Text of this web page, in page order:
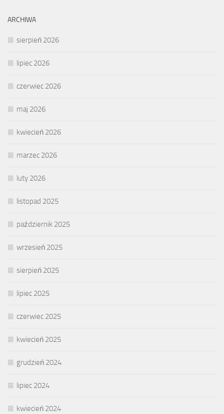
ARCHIWA
sierpień 2026
lipiec 2026
czerwiec 2026
maj 2026
kwiecień 2026
marzec 2026
luty 2026
listopad 2025
październik 2025
wrzesień 2025
sierpień 2025
lipiec 2025
czerwiec 2025
kwiecień 2025
grudzień 2024
lipiec 2024
kwiecień 2024